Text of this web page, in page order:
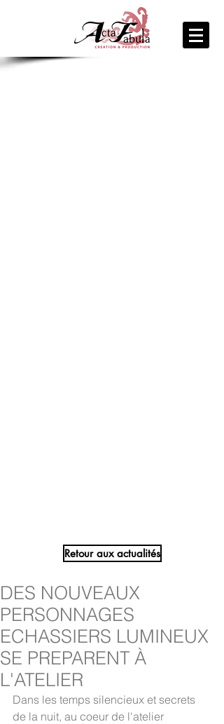
Retour aux actualités
DES NOUVEAUX
PERSONNAGES
ECHASSIERS LUMINEUX
SE PREPARENT À
L'ATELIER
Dans les temps silencieux et secrets
de la nuit, au coeur de l'atelier